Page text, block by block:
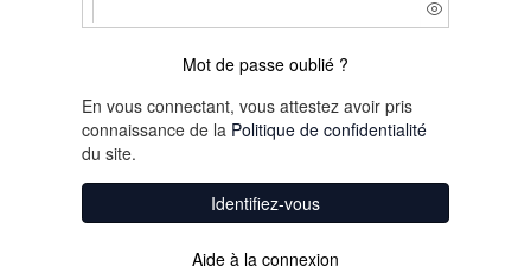
Mot de passe oublié ?
En vous connectant, vous attestez avoir pris
connaissance de la Politique de confidentialité
du site.
Identifiez-vous
Aide à la connexion